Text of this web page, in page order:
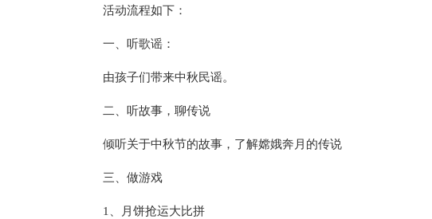
活动流程如下：
一、听歌谣：
由孩子们带来中秋民谣。
二、听故事，聊传说
倾听关于中秋节的故事，了解嫦娥奔月的传说
三、做游戏
1、月饼抢运大比拼